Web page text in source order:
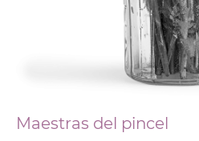
Maestras del pincel